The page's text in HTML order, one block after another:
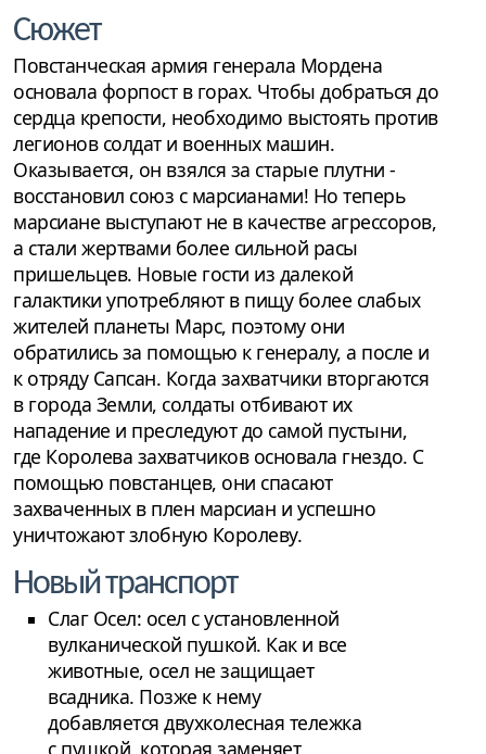
Сюжет
Повстанческая армия генерала Мордена
основала форпост в горах. Чтобы добраться до
сердца крепости, необходимо выстоять против
легионов солдат и военных машин.
Оказывается, он взялся за старые плутни -
восстановил союз с марсианами! Но теперь
марсиане выступают не в качестве агрессоров,
а стали жертвами более сильной расы
пришельцев. Новые гости из далекой
галактики употребляют в пищу более слабых
жителей планеты Марс, поэтому они
обратились за помощью к генералу, а после и
к отряду Сапсан. Когда захватчики вторгаются
в города Земли, солдаты отбивают их
нападение и преследуют до самой пустыни,
где Королева захватчиков основала гнездо. С
помощью повстанцев, они спасают
захваченных в плен марсиан и успешно
уничтожают злобную Королеву.
Новый транспорт
Слаг Осел: осел с установленной
вулканической пушкой. Как и все
животные, осел не защищает
всадника. Позже к нему
добавляется двухколесная тележка
с пушкой, которая заменяет